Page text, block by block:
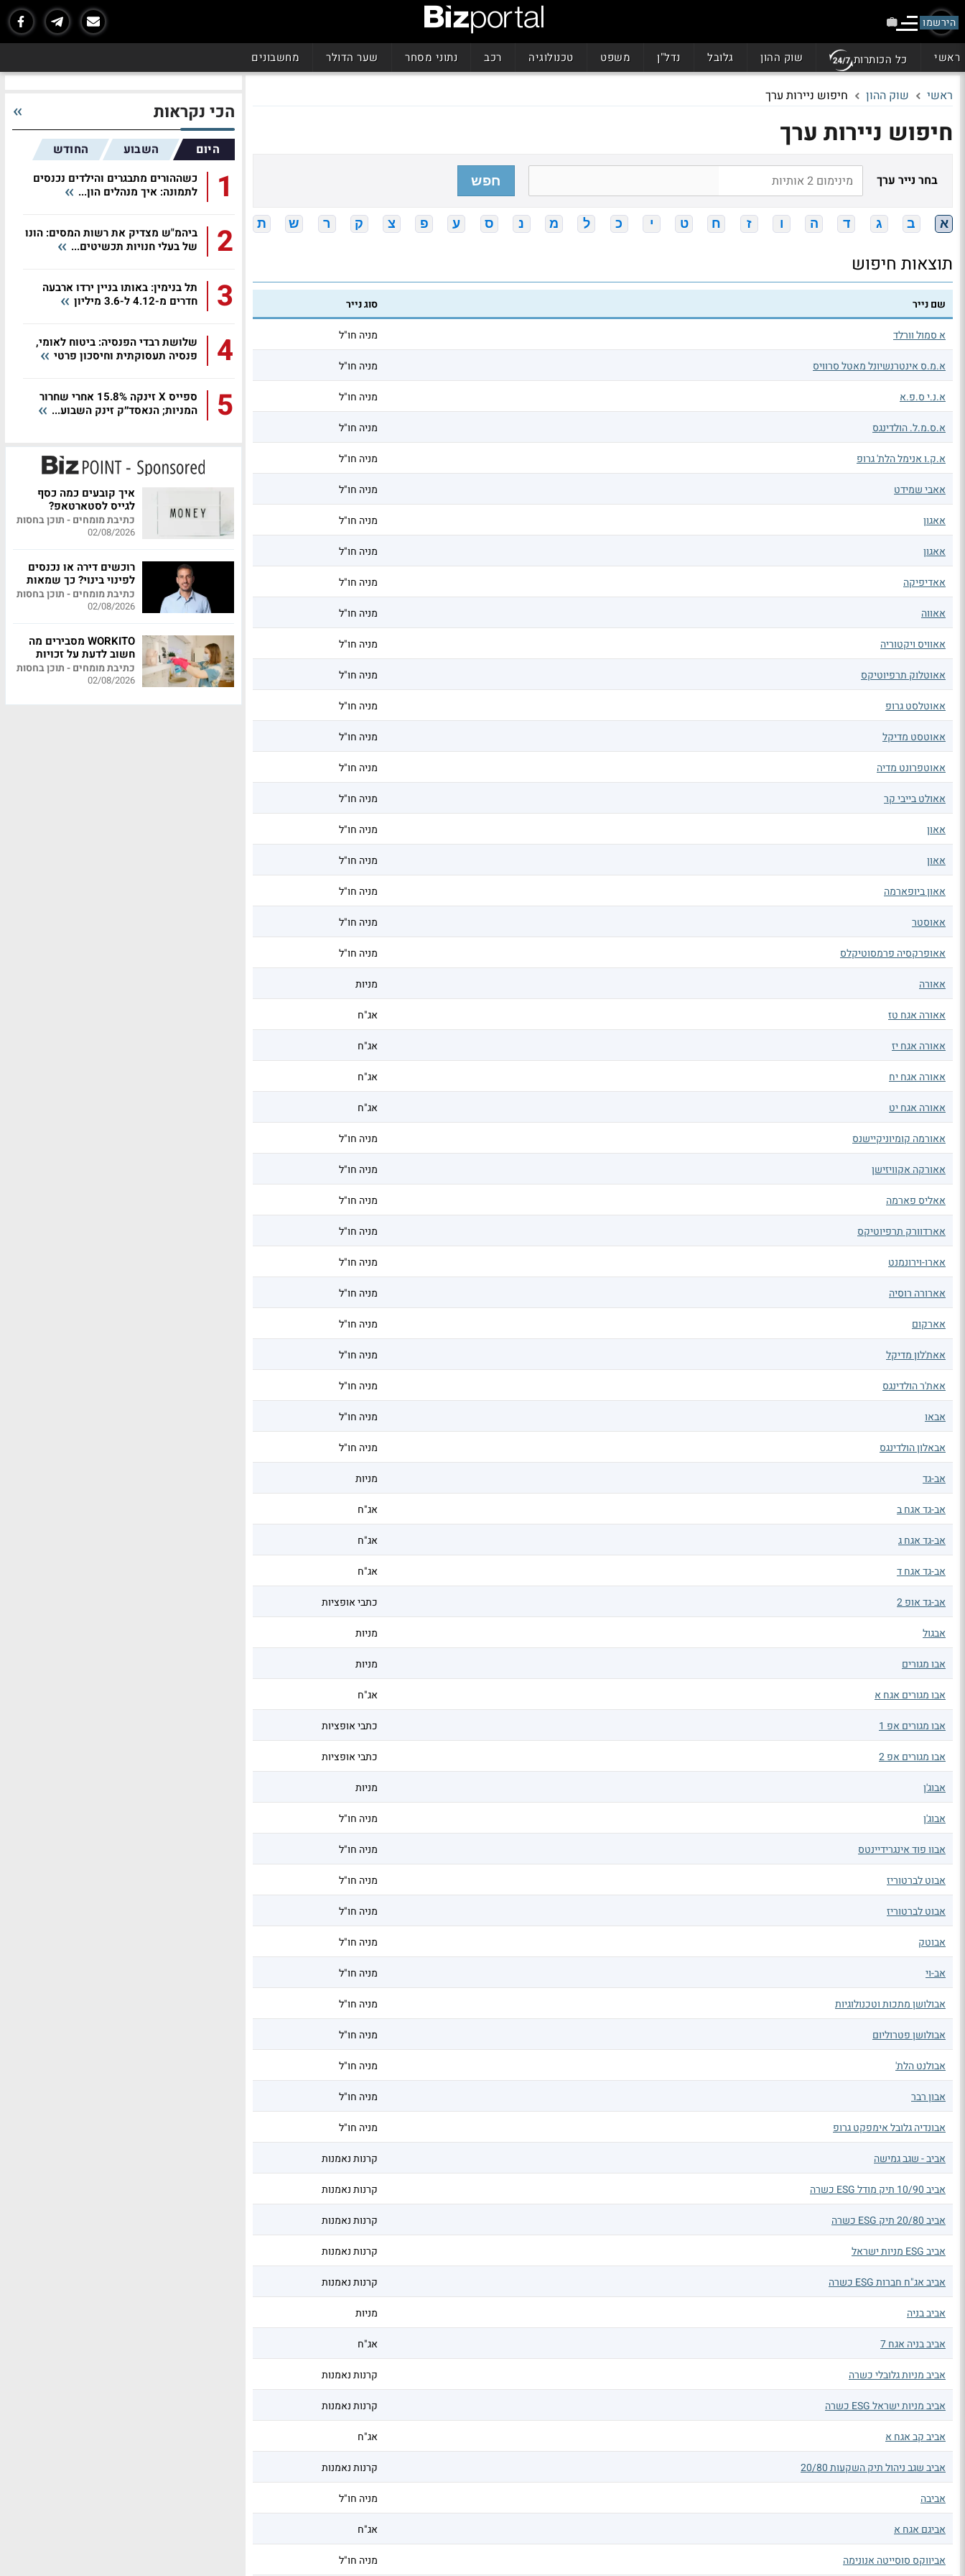
הירשמו
ראשי כל הכותרות שוק ההון גלובל נדל"ן משפט טכנולוגיה רכב נתוני מסחר שער הדולר מחשבונים
ראשי שוק ההון חיפוש ניירות ערך
חיפוש ניירות ערך
בחר נייר ערך חפש
א ב ג ד ה ו ז ח ט י כ ל מ נ ס ע פ צ ק ר ש ת
תוצאות חיפוש
שם נייר סוג נייר
א סמול וורלד מניה חו"ל
א.מ.ס אינטרנשיונל מאטל סרוויס מניה חו"ל
א.נ.י ס.פ.א מניה חו"ל
א.ס.מ.ל. הולדינגס מניה חו"ל
א.ק.ו אנימל הלת' גרופ מניה חו"ל
אאבי שמידט מניה חו"ל
אאגון מניה חו"ל
אאגון מניה חו"ל
אאדיפיקה מניה חו"ל
אאווה מניה חו"ל
אאוויס ויקטוריה מניה חו"ל
אאוטלוק תרפיוטיקס מניה חו"ל
אאוטלסט גרופ מניה חו"ל
אאוטסט מדיקל מניה חו"ל
אאוטפרונט מדיה מניה חו"ל
אאולט בייבי קר מניה חו"ל
אאון מניה חו"ל
אאון מניה חו"ל
אאון ביופארמה מניה חו"ל
אאוסטר מניה חו"ל
אאופרקסיה פרמסוטיקלס מניה חו"ל
אאורה מניות
אאורה אגח טז אג"ח
אאורה אגח יז אג"ח
אאורה אגח יח אג"ח
אאורה אגח יט אג"ח
אאורמה קומיוניקיישנס מניה חו"ל
אאורקה אקוויזישן מניה חו"ל
אאליס פארמה מניה חו"ל
אארדוורק תרפיוטיקס מניה חו"ל
אארו-וירונמנט מניה חו"ל
אארורה רוסיה מניה חו"ל
אארקום מניה חו"ל
אאת'לון מדיקל מניה חו"ל
אאת'ר הולדינגס מניה חו"ל
אבאו מניה חו"ל
אבאלון הולדינגס מניה חו"ל
אב-גד מניות
אב-גד אגח ב אג"ח
אב-גד אגח ג אג"ח
אב-גד אגח ד אג"ח
אב-גד אופ 2 כתבי אופציות
אבגול מניות
אבו מגורים מניות
אבו מגורים אגח א אג"ח
אבו מגורים אפ 1 כתבי אופציות
אבו מגורים אפ 2 כתבי אופציות
אבוג'ן מניות
אבוג'ן מניה חו"ל
אבוו פוד אינגרידיינטס מניה חו"ל
אבוט לברטוריז מניה חו"ל
אבוט לברטוריז מניה חו"ל
אבוטק מניה חו"ל
אב-וי מניה חו"ל
אבולושן מתכות וטכנולוגיות מניה חו"ל
אבולושן פטרוליום מניה חו"ל
אבולנט הלת' מניה חו"ל
אבון רבר מניה חו"ל
אבונדיה גלובל אימפקט גרופ מניה חו"ל
אביב - שגב גמישה קרנות נאמנות
אביב 10/90 תיק מודל ESG כשרה קרנות נאמנות
אביב 20/80 תיק ESG כשרה קרנות נאמנות
אביב ESG מניות ישראל קרנות נאמנות
אביב אג"ח חברות ESG כשרה קרנות נאמנות
אביב בניה מניות
אביב בניה אגח 7 אג"ח
אביב מניות גלובלי כשרה קרנות נאמנות
אביב מניות ישראל ESG כשרה קרנות נאמנות
אביב קב אגח א אג"ח
אביב שגב ניהול תיק השקעות 20/80 קרנות נאמנות
אביבה מניה חו"ל
אביגם אגח א אג"ח
אביווקס סוסייטה אנונימה מניה חו"ל
הכי נקראות
היום השבוע החודש
1
כשההורים מתבגרים והילדים נכנסים
לתמונה: איך מנהלים הון...
2
ביהמ"ש מצדיק את רשות המסים: הונו
של בעלי חנויות תכשיטים...
3
תל בנימין: באותו בניין ירדו ארבעה
חדרים מ-4.12 ל-3.6 מיליון
4
שלושת רבדי הפנסיה: ביטוח לאומי,
פנסיה תעסוקתית וחיסכון פרטי
5
ספייס X זינקה 15.8% אחרי שחרור
המניות; הנאסד״ק זינק השבוע...
איך קובעים כמה כסף
לגייס לסטארטאפ?
כתיבת מומחים - תוכן בחסות
02/08/2026
רוכשים דירה או נכנסים
לפינוי בינוי? כך שמאות
מקצועית יכולה לחסוך
לכם מאות אלפי שקלים
כתיבת מומחים - תוכן בחסות
02/08/2026
WORKITO מסבירים מה
חשוב לדעת על זכויות
עובדי משק בית
כתיבת מומחים - תוכן בחסות
02/08/2026